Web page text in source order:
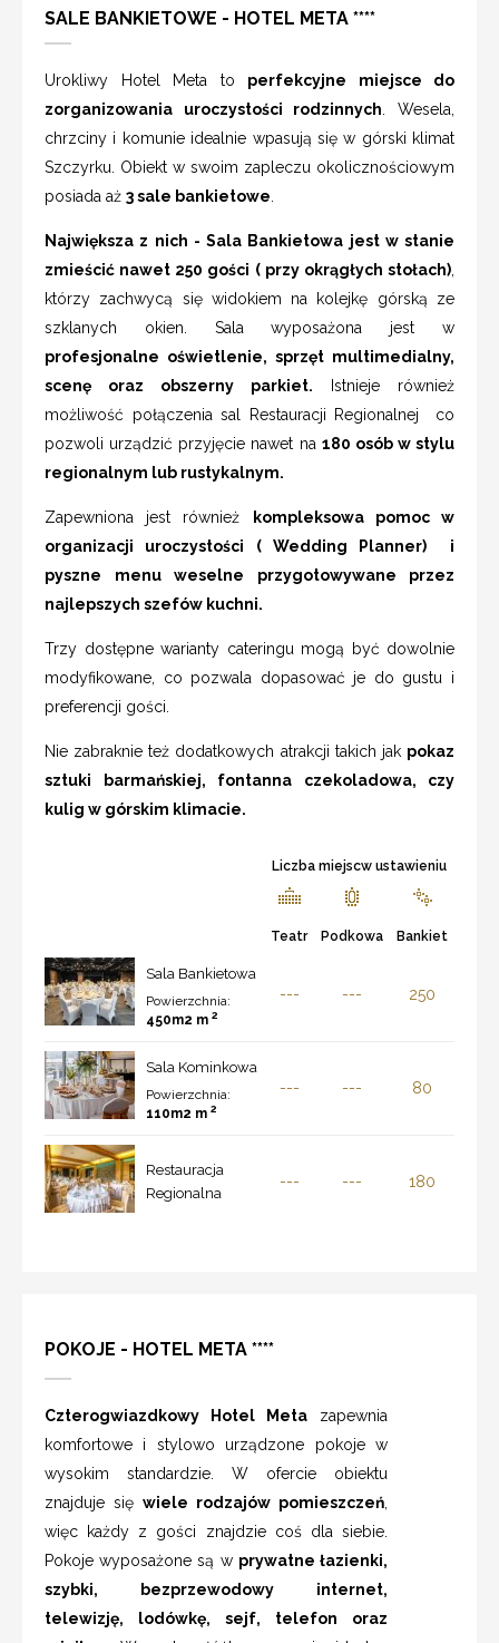
SALE BANKIETOWE - HOTEL META ****
Urokliwy Hotel Meta to perfekcyjne miejsce do
zorganizowania uroczystości rodzinnych . Wesela,
chrzciny i komunie idealnie wpasują się w górski klimat
Szczyrku. Obiekt w swoim zapleczu okolicznościowym
posiada aż 3 sale bankietowe
Największa z nich - Sala Bankietowa jest w stanie
zmieścić nawet 250 gości ( przy okrągłych stołach)
którzy zachwycą się widokiem na kolejkę górską ze
szklanych okien. Sala wyposażona jest w
profesjonalne oświetlenie, sprzęt multimedialny,
scenę oraz obszerny parkiet. Istnieje również
możliwość połączenia sal Restauracji Regionalnej co
pozwoli urządzić przyjęcie nawet na 180 osób w stylu
regionalnym lub rustykalnym.
Zapewniona jest również
kompleksowa pomoc w
organizacji uroczystości ( Wedding Planner) i
pyszne menu weselne przygotowywane przez
najlepszych szefów kuchni.
Trzy dostępne warianty cateringu mogą być dowolnie
modyfikowane, co pozwala dopasować je do gustu i
preferencji gości.
Nie zabraknie też dodatkowych atrakcji takich jak pokaz
sztuki barmańskiej, fontanna czekoladowa, czy
kulig w górskim klimacie.
Liczba miejscw ustawieniu
Teatr Podkowa Bankiet
Sala Bankietowa
Powierzchnia:
450m2 m 2
--- --- 250
Sala Kominkowa
Powierzchnia:
110m2 m 2
--- --- 80
Restauracja
Regionalna
--- --- 180
POKOJE - HOTEL META ****
Czterogwiazdkowy Hotel Meta zapewnia
komfortowe i stylowo urządzone pokoje w
wysokim standardzie. W ofercie obiektu
znajduje się wiele rodzajów pomieszczeń
więc każdy z gości znajdzie coś dla siebie.
Pokoje wyposażone są w prywatne łazienki,
szybki, bezprzewodowy internet,
telewizję, lodówkę, sejf, telefon oraz